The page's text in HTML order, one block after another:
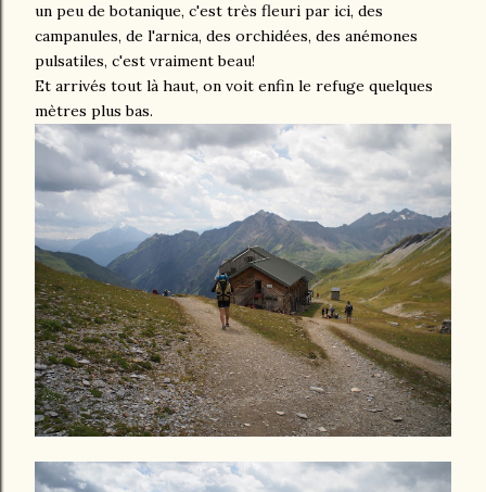
un peu de botanique, c'est très fleuri par ici, des
campanules, de l'arnica, des orchidées, des anémones
pulsatiles, c'est vraiment beau!
Et arrivés tout là haut, on voit enfin le refuge quelques
mètres plus bas.